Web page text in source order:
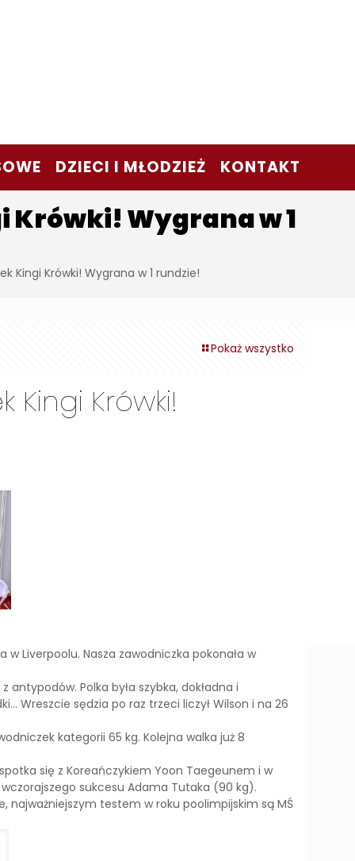
DZIECI I MŁODZIEŻ KONTAKT
Wygrana w 1
Kingi Krówki! Wygrana w 1 rundzie!
Pokaż wszystko
Krówki!
Liverpoolu. Nasza zawodniczka pokonała w
Polka była szybka, dokładna i
Wreszcie sędzia po raz trzeci liczył Wilson i na 26
kategorii 65 kg. Kolejna walka już 8
się z Koreańczykiem Yoon Taegeunem i w
sukcesu Adama Tutaka (90 kg).
najważniejszym testem w roku poolimpijskim są MŚ